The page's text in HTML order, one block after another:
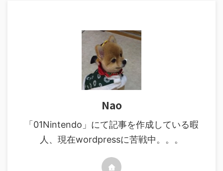
Nao
「01Nintendo」にて記事を作成している暇
人、現在wordpressに苦戦中。。。